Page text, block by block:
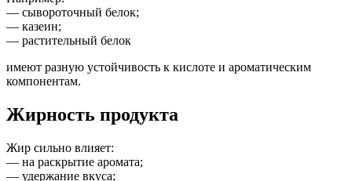
— сывороточный белок;
— казеин;
— растительный белок
имеют разную устойчивость к кислоте и ароматическим
компонентам.
Жирность продукта
Жир сильно влияет:
— на раскрытие аромата;
— удержание вкуса;